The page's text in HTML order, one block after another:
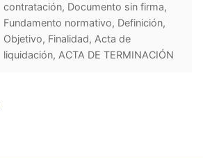
contratación, Documento sin firma,
Fundamento normativo, Definición,
Objetivo, Finalidad, Acta de
liquidación, ACTA DE TERMINACIÓN